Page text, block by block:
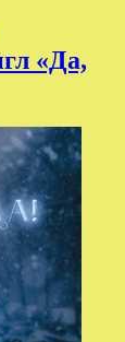
«Да,